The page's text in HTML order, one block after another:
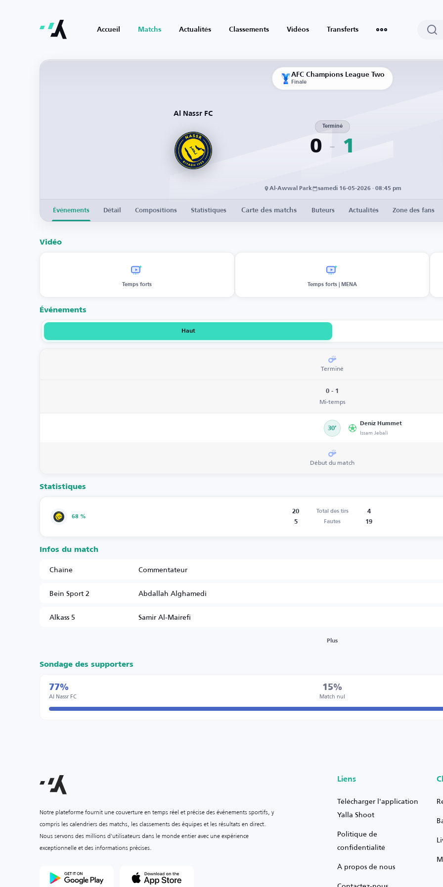
Accueil Matchs Actualités Classements Vidéos Transferts
AFC Champions League Two
Finale
Al Nassr FC
0
Terminé
1
Al-Awwal Park samedi 16-05-2026 · 08:45 pm
Événements Détail Compositions Statistiques Carte des matchs Buteurs Actualités Zone des fans
Vidéo
Temps forts Temps forts | MENA
Événements
Haut
Terminé
0 - 1
Mi-temps
30’
Deniz Hummet
Issam Jebali
Début du match
Statistiques
68 %
20 Total des tirs
4
5
Fautes 19
Infos du match
Chaîne
Commentateur
Bein Sport 2
Abdallah Alghamedi
Alkass 5
Samir Al-Mairefi
Plus
Sondage des supporters
77%
Al Nassr FC
15%
Match nul
Notre plateforme fournit une couverture en temps réel et précise des événements sportifs, y
compris les calendriers des matchs, les classements des équipes et les résultats en direct.
Nous servons des millions d'utilisateurs dans le monde entier avec une expérience
exceptionnelle et des informations précises.
Liens
Télécharger l'application
Yalla Shoot
Politique de
confidentialité
À propos de nous